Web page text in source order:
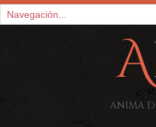
ANIMA